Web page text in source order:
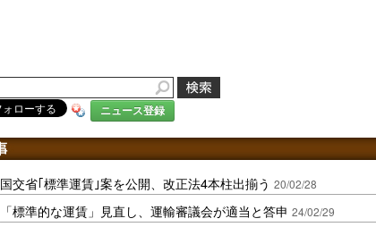
ニュース登録
国交省｢標準運賃｣案を公開、改正法4本柱出揃う 20/02/28
「標準的な運賃」見直し、運輸審議会が適当と答申 24/02/29